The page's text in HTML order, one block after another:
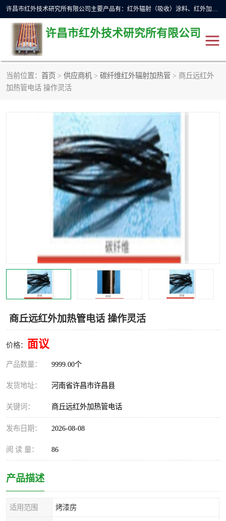
许昌市红外技术研究所有限公司主要产品有：红外辐射（吸收）涂料、红外加热元件、红外辐射加热模块（板）、红外辐射加热炉（箱）、快速红外辐射加热器、系列高端红外加热实验设备、系列红外加热控制器等。
许昌市红外技术研究所有限公司
当前位置： 首页 > 供应商机 > 碳纤维红外辐射加热管 > 商丘远红外
加热管电话 操作灵活
商丘远红外加热管电话 操作灵活
价格： 面议
产品数量： 9999.00个
发货地址： 河南省许昌市许昌县
关键词： 商丘远红外加热管电话
发布日期： 2026-08-08
阅 读 量： 86
产品描述
适用范围 烤漆房
红外加热设备
红外辐射涂料 红外辐射加热器
红外辐射加热模块 定制红外加热实验设备
红外加热元件 红外辐射吸收涂料
高端红外加热实验设备 电工电气
红外加热控制器
热环境试验设备
红外辐射表面材料 定波长红外辐射加热器
快速红外辐射聚焦炉